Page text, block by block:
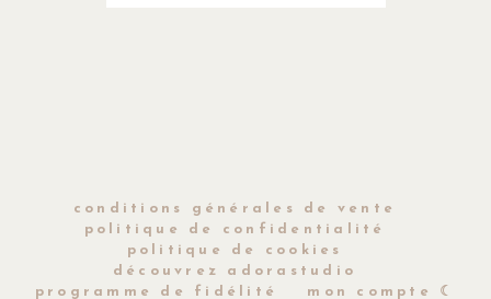
conditions générales de vente
politique de confidentialité
politique de cookies
découvrez adorastudio
programme de fidélité
mon compte ☾